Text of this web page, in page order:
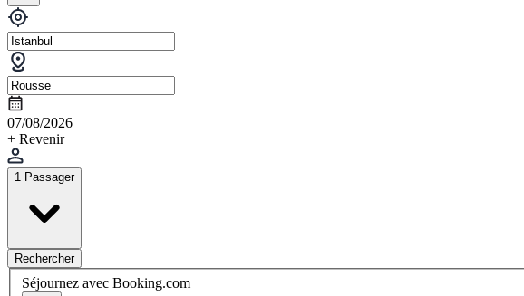
07/08/2026
+ Revenir
1 Passager
Rechercher
Séjournez avec Booking.com